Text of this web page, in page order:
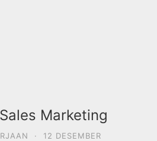
Marketing
·
12 DESEMBER